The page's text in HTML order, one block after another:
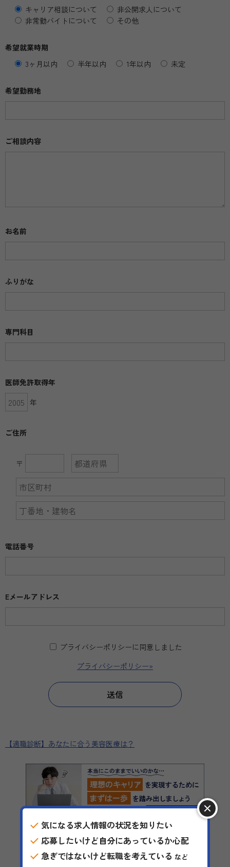
キャリア相談について
非公開求人について
非常勤バイトについて
その他
希望就業時期
3ヶ月以内
半年以内 1年以内 未定
希望勤務地
ご相談内容
お名前
ふりがな
専門科目
医師免許取得年
年
ご住所
〒
電話番号
Eメールアドレス
プライバシーポリシーに同意しました
プライバシーポリシー»
【適職診断】あなたに合う美容医療は？
気になる求人情報の状況を知りたい
応募したいけど自分にあっているか心配
急ぎではないけど転職を考えている など